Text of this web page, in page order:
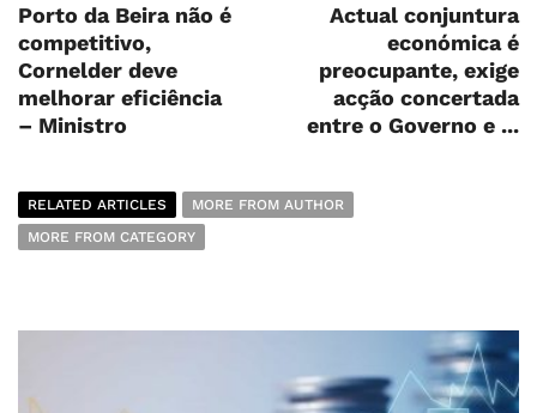
Porto da Beira não é
competitivo,
Cornelder deve
melhorar eficiência
– Ministro
Actual conjuntura
económica é
preocupante, exige
acção concertada
entre o Governo e ...
RELATED ARTICLES
MORE FROM AUTHOR
MORE FROM CATEGORY